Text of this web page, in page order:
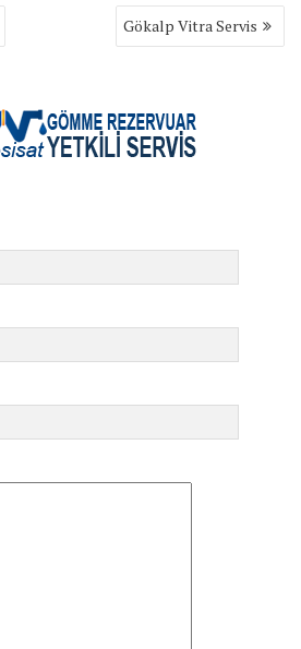
Gökalp Vitra Servis